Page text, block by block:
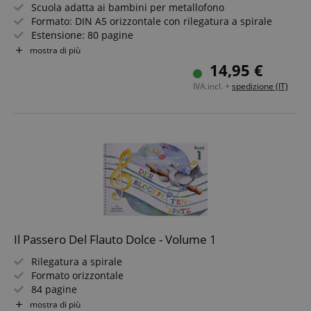
Scuola adatta ai bambini per metallofono
Formato: DIN A5 orizzontale con rilegatura a spirale
Estensione: 80 pagine
Include CD
mostra di più
14,95 €
IVA.incl. + spedizione (IT)
Il Passero Del Flauto Dolce - Volume 1
Rilegatura a spirale
Formato orizzontale
84 pagine
Illustrazioni a colori su tutte le pagine
mostra di più